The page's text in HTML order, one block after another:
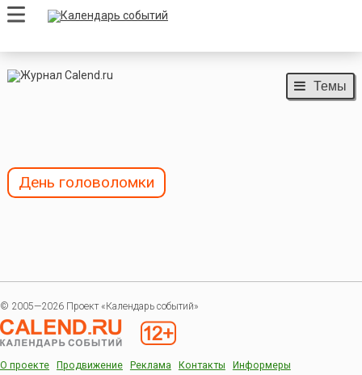
Темы
День головоломки
© 2005—2026 Проект «Календарь событий»
О проекте Продвижение Реклама Контакты Информеры